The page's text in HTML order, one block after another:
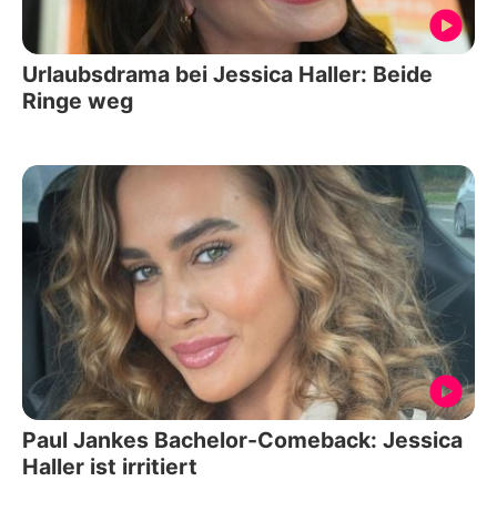
Urlaubsdrama bei Jessica Haller: Beide
Ringe weg
Paul Jankes Bachelor-Comeback: Jessica
Haller ist irritiert